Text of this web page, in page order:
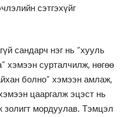
сэтгэхүйг
сандарч нэг нь “хууль
хэмээн сурталчилж, нөгөө
болно” хэмээн амлаж,
цааргалж эцэст нь
мордуулав. Тэмцэл